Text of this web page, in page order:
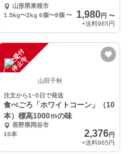
山形県東根市
1.5kg〜2kg 6個〜8個 〜 1,980円 〜
+送料965円
注
文
受
付
停
止
中
山田千秋
注文から1~5日で発送
食べごろ「ホワイトコーン」（10
本）標高1000ｍの味
長野県岡谷市
10本
2,376円
+送料965円